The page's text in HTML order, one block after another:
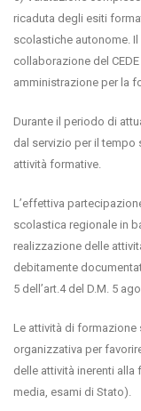
ricaduta degli esiti
scolastiche autonome.
collaborazione del
amministrazione per la
Durante il periodo di
dal servizio per il tempo
attività formative.
L’effettiva
scolastica regionale in
realizzazione delle
debitamente
5 dell’art.4 del D.M. 5
Le attività di
organizzativa per
delle attività inerenti alla
media, esami di Stato).